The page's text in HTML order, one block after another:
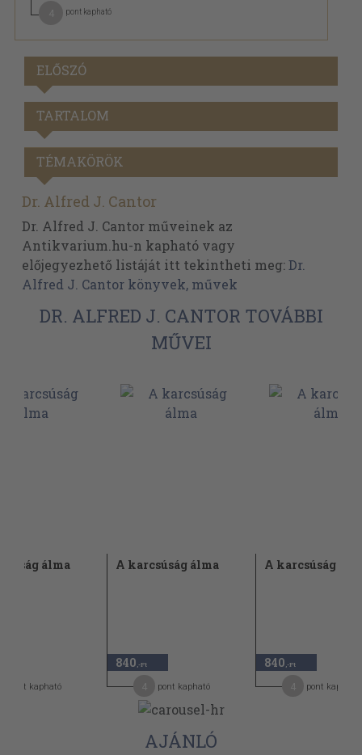
pont kapható
ELŐSZÓ
TARTALOM
TÉMAKÖRÖK
Dr. Alfred J. Cantor
Dr. Alfred J. Cantor műveinek az
Antikvarium.hu-n kapható vagy
előjegyezhető listáját itt tekintheti meg:Dr.
Alfred J. Cantor könyvek, művek
DR. ALFRED J. CANTOR TOVÁBBI
MŰVEI
álma
pont kapható
A karcsúság álma
840 ,-Ft
pont kapható
A karcsúság
840 ,-Ft
pont kapható
AJÁNLÓ